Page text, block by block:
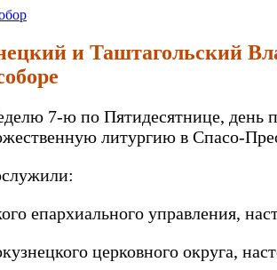
Собор Новокузнецк
и Таштагольский
7-ю по Пятидесятнице, день
литургию в Спасо-
епархиального управления,
церковного округа,